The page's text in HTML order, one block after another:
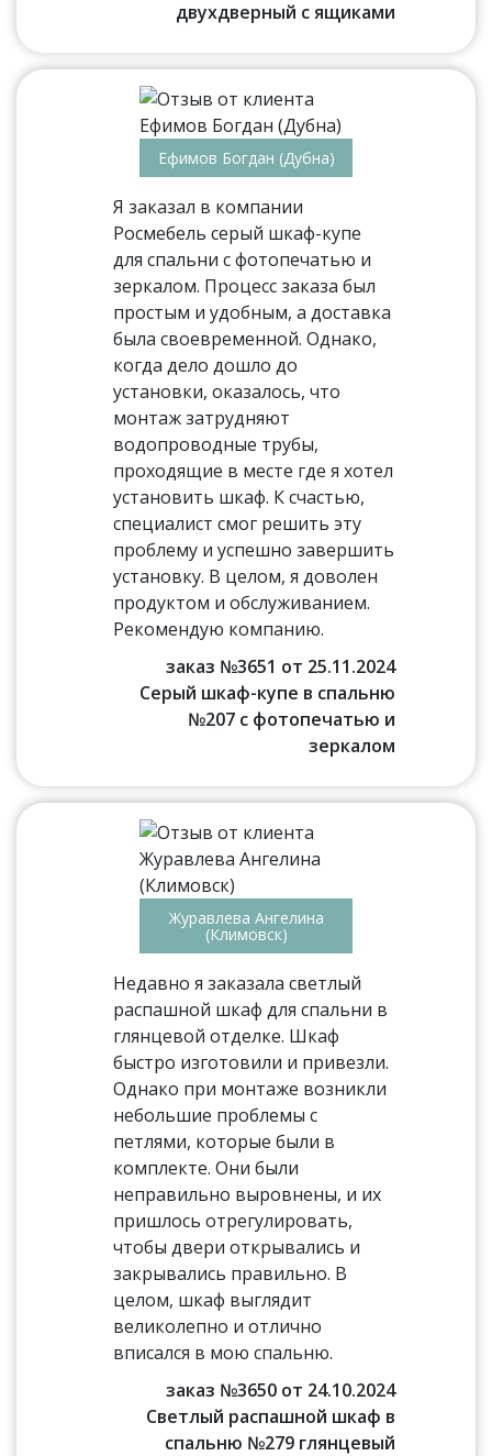
двухдверный с ящиками
Ефимов Богдан (Дубна)
Я заказал в компании
Росмебель серый шкаф-купе
для спальни с фотопечатью и
зеркалом. Процесс заказа был
простым и удобным, а доставка
была своевременной. Однако,
когда дело дошло до
установки, оказалось, что
монтаж затрудняют
водопроводные трубы,
проходящие в месте где я хотел
установить шкаф. К счастью,
специалист смог решить эту
проблему и успешно завершить
установку. В целом, я доволен
продуктом и обслуживанием.
Рекомендую компанию.
заказ №3651 от 25.11.2024
Серый шкаф-купе в спальню
№207 с фотопечатью и
зеркалом
Журавлева Ангелина
(Климовск)
Недавно я заказала светлый
распашной шкаф для спальни в
глянцевой отделке. Шкаф
быстро изготовили и привезли.
Однако при монтаже возникли
небольшие проблемы с
петлями, которые были в
комплекте. Они были
неправильно выровнены, и их
пришлось отрегулировать,
чтобы двери открывались и
закрывались правильно. В
целом, шкаф выглядит
великолепно и отлично
вписался в мою спальню.
заказ №3650 от 24.10.2024
Светлый распашной шкаф в
спальню №279 глянцевый